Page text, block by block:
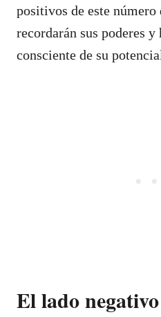
positivos de este número
recordarán sus poderes y
consciente de su
El lado